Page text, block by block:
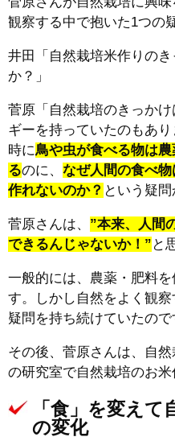
観察する中で抱いた1つの
井田「自然栽培米作りの
か？」
菅原「自然栽培のきっか
ギーを持っていたのもあ
時に鳥や虫が食べる物は
るのに、 なぜ人間の食べ
作れないのか？ という疑問
菅原さんは、 ”本来、人間
できるんじゃないか！” と
一般的には、農薬・肥料
す。しかし自然をよく観
疑問を持ち続けていたので
その後、菅原さんは、自
の研究室で自然栽培のお米
「食」を変え
の変化